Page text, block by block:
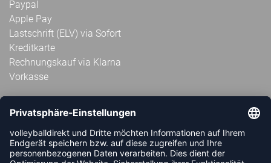
Paypal
Apple Pay
Lastschrift (ELV) via Sofort
Kreditkarte
Rechnungskauf via Klarna
Vorkasse
ABONNIERE JETZT DEN KOSTENLOSEN
VOLLEYBALLDIREKT-NEWSLETTER UND VERPASSE KEINE
NEUIGKEIT ODER AKTION MEHR.